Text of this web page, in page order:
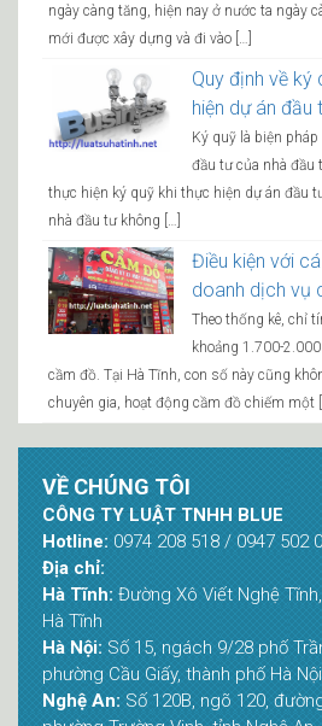
ngày càng tăng, hiện nay ở nước ta ngày
mới được xây dựng và đi vào […]
Quy định về
hiện dự án đầu
Ký quỹ là biện
đầu tư của nhà đầu
thực hiện ký quỹ khi thực hiện dự án đầu
nhà đầu tư không […]
Điều kiện với
doanh dịch vụ
Theo thống kê, chỉ
khoảng 1.700-
cầm đồ. Tại Hà Tĩnh, con số này cũng
chuyên gia, hoạt động cầm đồ chiếm một
VỀ CHÚNG TÔI
CÔNG TY LUẬT TNHH BLUE
Hotline: 0974 208 518 / 0947 502
Địa chỉ:
Hà Tĩnh: Đường Xô Viết Nghệ
Hà Tĩnh
Hà Nội: Số 15, ngách 9/28 phố
phường Cầu Giấy, thành phố Hà Nội
Nghệ An: Số 120B, ngõ 120,